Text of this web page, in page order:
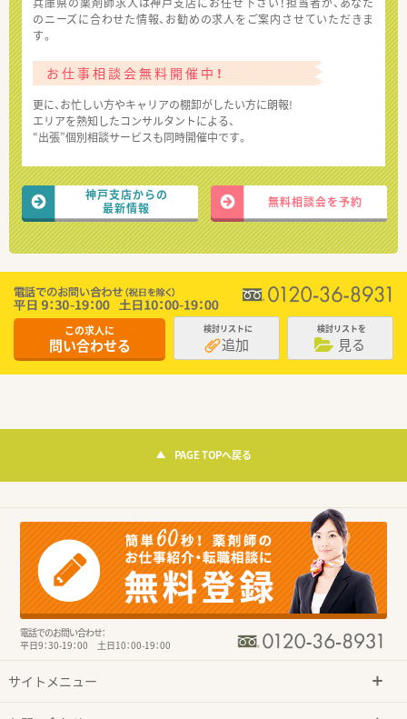
のニーズに合わせた情報、お勧めの求人をご案内させていただきま
す。
お仕事相談会無料開催中！
更に、お忙しい方やキャリアの棚卸がしたい方に朗報!
エリアを熟知したコンサルタントによる、
“出張”個別相談サービスも同時開催中です。
神戸支店からの
最新情報
無料相談会を予約
この求人に
問い合わせる
検討リストに
追加
検討リストを
見る
PAGE TOPへ戻る
電話でのお問い合わせ：
平日9：30-19：00 土日10：00-19：00
サイトメニュー